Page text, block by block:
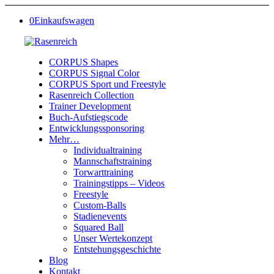
0Einkaufswagen
CORPUS Shapes
CORPUS Signal Color
CORPUS Sport und Freestyle
Rasenreich Collection
Trainer Development
Buch-Aufstiegscode
Entwicklungssponsoring
Mehr…
Individualtraining
Mannschaftstraining
Torwarttraining
Trainingstipps – Videos
Freestyle
Custom-Balls
Stadienevents
Squared Ball
Unser Wertekonzept
Entstehungsgeschichte
Blog
Kontakt